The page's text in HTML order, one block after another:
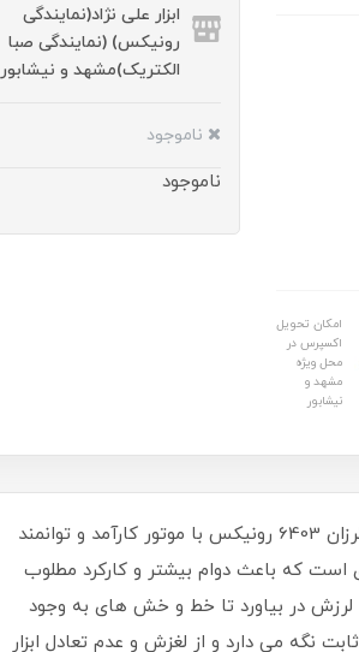
امکان تحویل
اکسپرس در
محل ویژه
مشهد و
نیشابور
ابزار علی نژاد(نمایندگی
رونیکس) (نمایندگی صبا
الکتریک)مشهد و نیشابور
ناموجود
ناموجود
سنباده لرزان از ابزارهایی است که وجود آن در کارگاه نجاریتان، کار با چوب را بی اندازه برای شما ساده می کند. سنباده لرزان 6403 رونیکس با موتور کارآمد و توانمند
است که باعث دوام بیشتر و کارکرد مطلوب
سرعت 14000 دور در دقیقه صفحه سنباده را به لرزش در بیاورد تا خط و خش های به وجود
نگه می دارد و از لغزش و عدم تعادل ابزار